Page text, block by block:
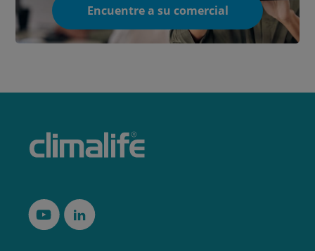
Encuentre a su comercial